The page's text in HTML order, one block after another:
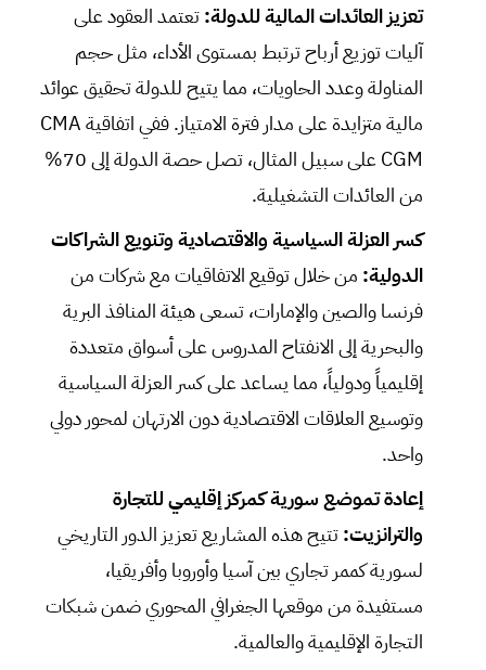
تعزيز العائدات المالية للدولة:تعتمد العقود على
آليات توزيع أرباح ترتبط بمستوى الأداء، مثل حجم
المناولة وعدد الحاويات، مما يتيح للدولة تحقيق عوائد
مالية متزايدة على مدار فترة الامتياز. ففي اتفاقية CMA
CGM على سبيل المثال، تصل حصة الدولة إلى 70%
من العائدات التشغيلية.
كسر العزلة السياسية والاقتصادية وتنويع الشراكات
الدولية: من خلال توقيع الاتفاقيات مع شركات من
فرنسا والصين والإمارات، تسعى هيئة المنافذ البرية
والبحرية إلى الانفتاح المدروس على أسواق متعددة
إقليمياً ودولياً، مما يساعد على كسر العزلة السياسية
وتوسيع العلاقات الاقتصادية دون الارتهان لمحور دولي
واحد.
إعادة تموضع سورية كمركز إقليمي للتجارة
والترانزيت:تتيح هذه المشاريع تعزيز الدور التاريخي
لسورية كممر تجاري بين آسيا وأوروبا وأفريقيا،
مستفيدة من موقعها الجغرافي المحوري ضمن شبكات
التجارة الإقليمية والعالمية.